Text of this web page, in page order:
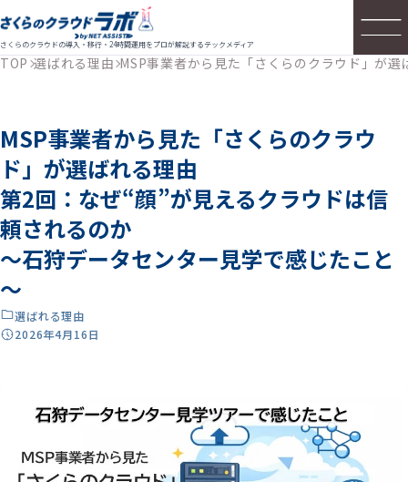
さくらのクラウドの導入・移行・24時間運用をプロが解説するテックメディア
TOP 選ばれる理由 MSP事業者から見た「さくらのクラウド」が
MSP事業者から見た「さくらのクラウ
ド」が選ばれる理由
第2回：なぜ“顔”が見えるクラウドは信
頼されるのか
～石狩データセンター見学で感じたこと
～
選ばれる理由
2026年4月16日